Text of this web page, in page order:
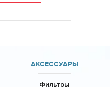
АКСЕССУАРЫ
Фильтры